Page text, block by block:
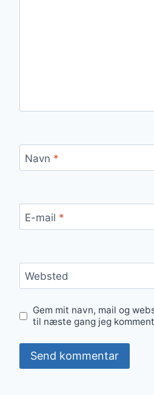
Navn *
E-mail *
Websted
Gem mit navn, mail og
til næste gang jeg